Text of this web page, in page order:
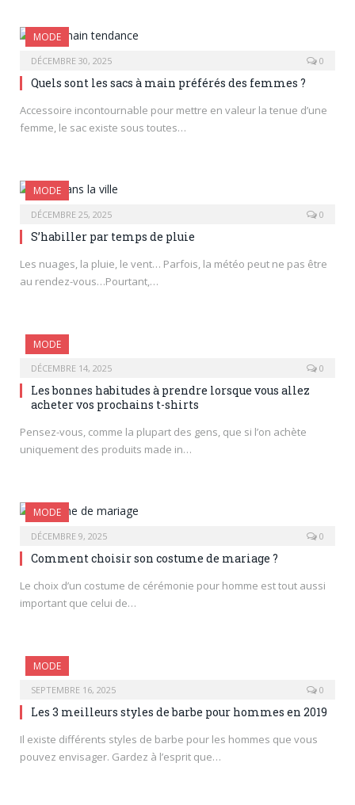
MODE
DÉCEMBRE 30, 2025 0
Quels sont les sacs à main préférés des femmes ?
Accessoire incontournable pour mettre en valeur la tenue d’une
femme, le sac existe sous toutes…
MODE
DÉCEMBRE 25, 2025 0
S’habiller par temps de pluie
Les nuages, la pluie, le vent… Parfois, la météo peut ne pas être
au rendez-vous…Pourtant,…
MODE
DÉCEMBRE 14, 2025 0
Les bonnes habitudes à prendre lorsque vous allez
acheter vos prochains t-shirts
Pensez-vous, comme la plupart des gens, que si l’on achète
uniquement des produits made in…
MODE
DÉCEMBRE 9, 2025 0
Comment choisir son costume de mariage ?
Le choix d’un costume de cérémonie pour homme est tout aussi
important que celui de…
MODE
SEPTEMBRE 16, 2025 0
Les 3 meilleurs styles de barbe pour hommes en 2019
Il existe différents styles de barbe pour les hommes que vous
pouvez envisager. Gardez à l’esprit que…